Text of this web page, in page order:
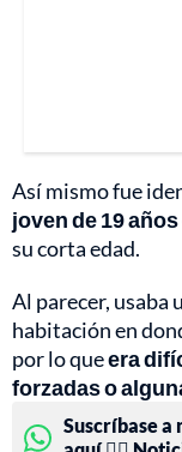
Así mismo fue
joven de 19
su corta edad.
Al parecer, usaba
habitación en
por lo queera
forzadas o
Suscríbase a